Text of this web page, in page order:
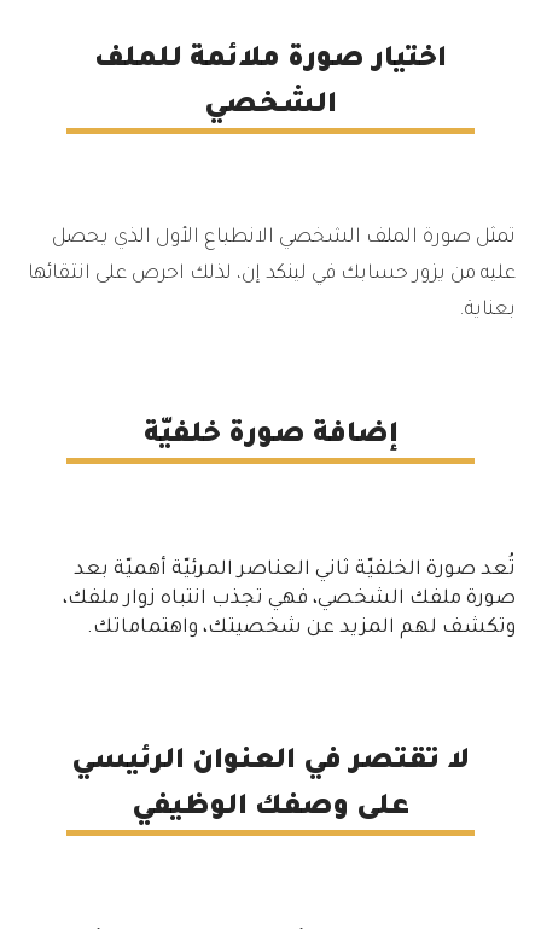
اختيار صورة ملائمة للملف
الشخصي
تمثل صورة الملف الشخصي الانطباع الأول الذي يحصل
عليه من يزور حسابك في لينكد إن، لذلك احرص على انتقائها
بعناية.
إضافة صورة خلفيّة
تُعد صورة الخلفيّة ثاني العناصر المرئيّة أهميّة بعد
صورة ملفك الشخصي، فهي تجذب انتباه زوار ملفك،
وتكشف لهم المزيد عن شخصيتك، واهتماماتك.
لا تقتصر في العنوان الرئيسي
على وصفك الوظيفي